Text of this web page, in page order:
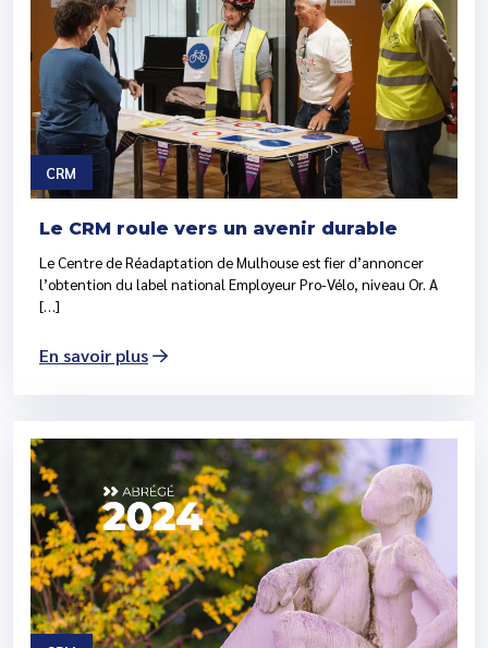
CRM
Le CRM roule vers un avenir durable
Le Centre de Réadaptation de Mulhouse est fier d’annoncer
l’obtention du label national Employeur Pro-Vélo, niveau Or. A
[…]
En savoir plus